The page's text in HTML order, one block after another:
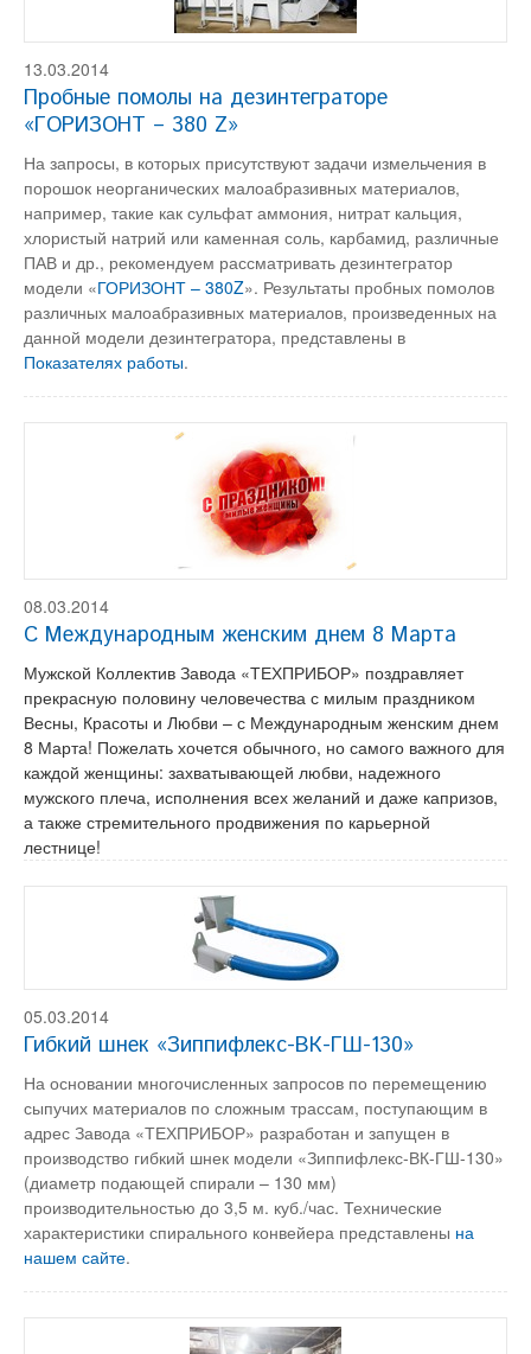
13.03.2014
Пробные помолы на дезинтеграторе
«ГОРИЗОНТ – 380 Z»
На запросы, в которых присутствуют задачи измельчения в
порошок неорганических малоабразивных материалов,
например, такие как сульфат аммония, нитрат кальция,
хлористый натрий или каменная соль, карбамид, различные
ПАВ и др., рекомендуем рассматривать дезинтегратор
модели «ГОРИЗОНТ – 380Z». Результаты пробных помолов
различных малоабразивных материалов, произведенных на
данной модели дезинтегратора, представлены в
Показателях работы.
08.03.2014
С Международным женским днем 8 Марта
Мужской Коллектив Завода «ТЕХПРИБОР» поздравляет
прекрасную половину человечества с милым праздником
Весны, Красоты и Любви – с Международным женским днем
8 Марта! Пожелать хочется обычного, но самого важного для
каждой женщины: захватывающей любви, надежного
мужского плеча, исполнения всех желаний и даже капризов,
а также стремительного продвижения по карьерной
лестнице!
05.03.2014
Гибкий шнек «Зиппифлекс-ВК-ГШ-130»
На основании многочисленных запросов по перемещению
сыпучих материалов по сложным трассам, поступающим в
адрес Завода «ТЕХПРИБОР» разработан и запущен в
производство гибкий шнек модели «Зиппифлекс-ВК-ГШ-130»
(диаметр подающей спирали – 130 мм)
производительностью до 3,5 м. куб./час. Технические
характеристики спирального конвейера представлены на
нашем сайте.